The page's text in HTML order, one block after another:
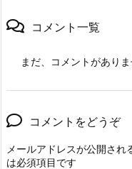
コメント一覧
まだ、コメントがあり
コメントをどうぞ
メールアドレスが公開され
は必須項目です